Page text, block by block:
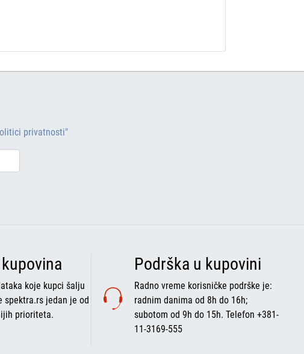
privatnosti"
koje kupci šalju
spektra.rs jedan je od
prioriteta.
Podrška u kupovini
Radno vreme korisničke podrške je:
radnim danima od 8h do 16h;
subotom od 9h do 15h. Telefon +381-
11-3169-555